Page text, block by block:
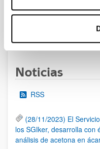
Noticias
RSS
(28/11/2023) El
los SGIker, desarrolla
análisis de acetona en